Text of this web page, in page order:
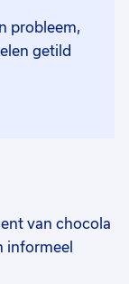
probleem,
getild
van chocola
informeel
Op de